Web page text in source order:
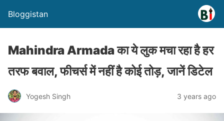
Bloggistan
Mahindra Armada का ये लुक मचा रहा है हर
तरफ बवाल, फीचर्स में नहीं है कोई तोड़, जानें डिटेल
Yogesh Singh 3 years ago